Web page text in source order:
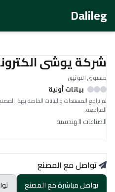
Dalileg
شركة يوشى
مستوى التوثيق
بيانات أولية
لم نراجع المستندات والبيانات الخاصة بهذا
المراجعة.
الصناعات الهندسية
تواصل مع المصنع
تواصل مباشرة مع المصنع